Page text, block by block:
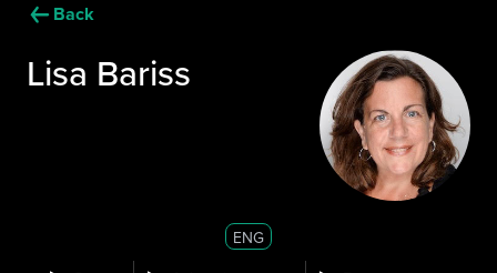
Back
Lisa Bariss
ENG